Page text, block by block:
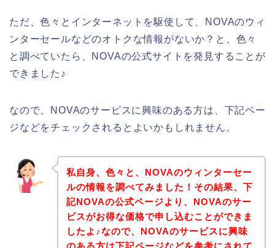
ただ、色々とインターネットを駆使して、NOVAのウィ
ンターセールなどのオトクな情報がないか？と、色々
と調べていたら、NOVAの公式サイトを発見することが
できました♪
なので、NOVAのサービスに興味のある方は、下記ペー
ジなどをチェックされるとよいかもしれません。
私自身、色々と、NOVAのウィンターセー
ルの情報を調べてみました！その結果、下
記NOVAの公式ページより、NOVAのサー
ビスがお得な価格で申し込むことができま
したよ♪なので、NOVAのサービスに興味
のある方は下記ページなどを参考にされて